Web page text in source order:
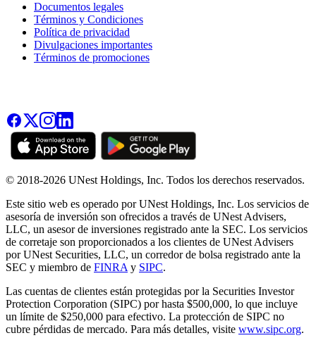
Documentos legales
Términos y Condiciones
Política de privacidad
Divulgaciones importantes
Términos de promociones
© 2018-2026 UNest Holdings, Inc. Todos los derechos reservados.
Este sitio web es operado por UNest Holdings, Inc. Los servicios de
asesoría de inversión son ofrecidos a través de UNest Advisers,
LLC, un asesor de inversiones registrado ante la SEC. Los servicios
de corretaje son proporcionados a los clientes de UNest Advisers
por UNest Securities, LLC, un corredor de bolsa registrado ante la
SEC y miembro de FINRA y SIPC.
Las cuentas de clientes están protegidas por la Securities Investor
Protection Corporation (SIPC) por hasta $500,000, lo que incluye
un límite de $250,000 para efectivo. La protección de SIPC no
cubre pérdidas de mercado. Para más detalles, visite www.sipc.org.